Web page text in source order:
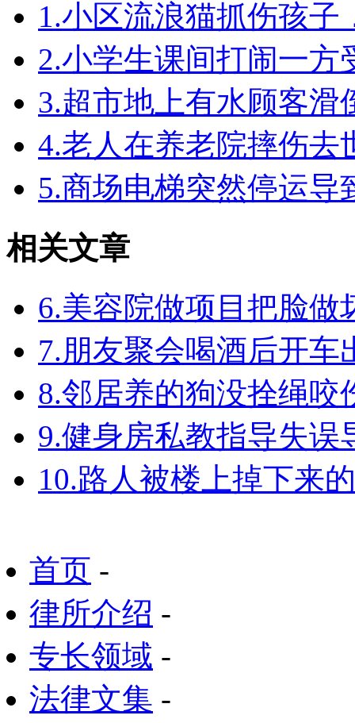
1.小区流浪猫抓伤孩子
2.小学生课间打闹一
3.超市地上有水顾客
4.老人在养老院摔伤去
5.商场电梯突然停运
相关文章
6.美容院做项目把脸做
7.朋友聚会喝酒后开
8.邻居养的狗没拴绳
9.健身房私教指导失
10.路人被楼上掉下来
首页 -
律所介绍 -
专长领域 -
法律文集 -